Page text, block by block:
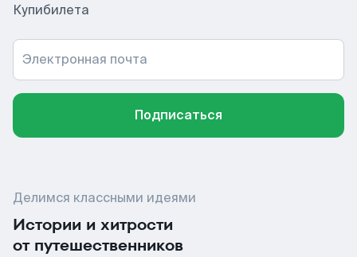
Купибилета
Электронная почта
Подписаться
Делимся классными идеями
Истории и хитрости
от путешественников